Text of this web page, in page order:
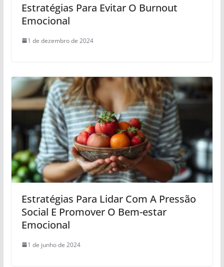
Estratégias Para Evitar O Burnout
Emocional
1 de dezembro de 2024
Estratégias Para Lidar Com A Pressão
Social E Promover O Bem-estar
Emocional
1 de junho de 2024